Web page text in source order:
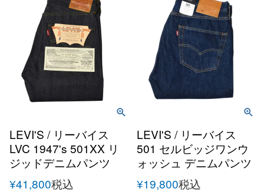
LEVI'S / リーバイス
LVC 1947's 501XX リ
ジッドデニムパンツ
¥41,800税込
LEVI'S / リーバイス
501 セルビッジワンウ
ォッシュ デニムパンツ
¥19,800税込